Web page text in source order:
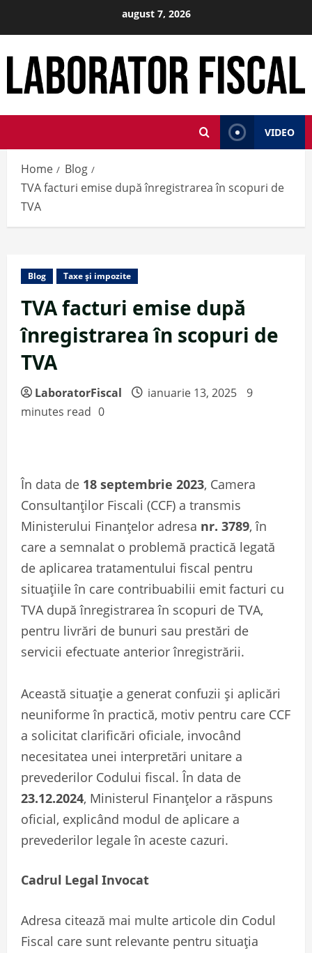
august 7, 2026
VIDEO
Home
Blog
TVA facturi emise după înregistrarea în scopuri de
TVA
Blog Taxe și impozite
TVA facturi emise după
înregistrarea în scopuri de
TVA
LaboratorFiscal ianuarie 13, 2025
9
minutes read 0
În data de 18 septembrie 2023, Camera
Consultanților Fiscali (CCF) a transmis
Ministerului Finanțelor adresa nr. 3789, în
care a semnalat o problemă practică legată
de aplicarea tratamentului fiscal pentru
situațiile în care contribuabilii emit facturi cu
TVA după înregistrarea în scopuri de TVA,
pentru livrări de bunuri sau prestări de
servicii efectuate anterior înregistrării.
Această situație a generat confuzii și aplicări
neuniforme în practică, motiv pentru care CCF
a solicitat clarificări oficiale, invocând
necesitatea unei interpretări unitare a
prevederilor Codului fiscal. În data de
23.12.2024, Ministerul Finanțelor a răspuns
oficial, explicând modul de aplicare a
prevederilor legale în aceste cazuri.
Cadrul Legal Invocat
Adresa citează mai multe articole din Codul
Fiscal care sunt relevante pentru situația